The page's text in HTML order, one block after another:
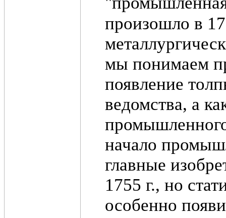
произошло в
мы понимаем
появление
ведомства, а
начало
главные
1755 г., но
особенно